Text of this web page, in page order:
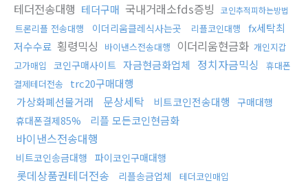
테더전송대행 테더구매 국내거래소fds증빙 코인추적피하는방법
트론리플 전송대행 이더리움클레식사는곳 리플코인대행
fx세탁최
저수수료 횡령믹싱 바이낸스전송대행 이더리움현금화 개인지갑
고가매입
코인구매사이트 자금현금화업체 정치자금믹싱
휴대폰
결제테더전송
trc20구매대행
가상화폐선물거래
문상세탁 비트코인전송대행 구매대행
휴대폰결제85%
리플 모든코인현금화
바이낸스전송대행
비트코인송금대행 파이코인구매대행
롯데상품권테더전송 리플송금업체
테더코인매입